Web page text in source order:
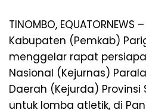
TINOMBO,
Kabupaten (Pemkab)
menggelar rapat
Nasional (Kejurnas)
Daerah (Kejurda) Provinsi
untuk lomba atletik, di